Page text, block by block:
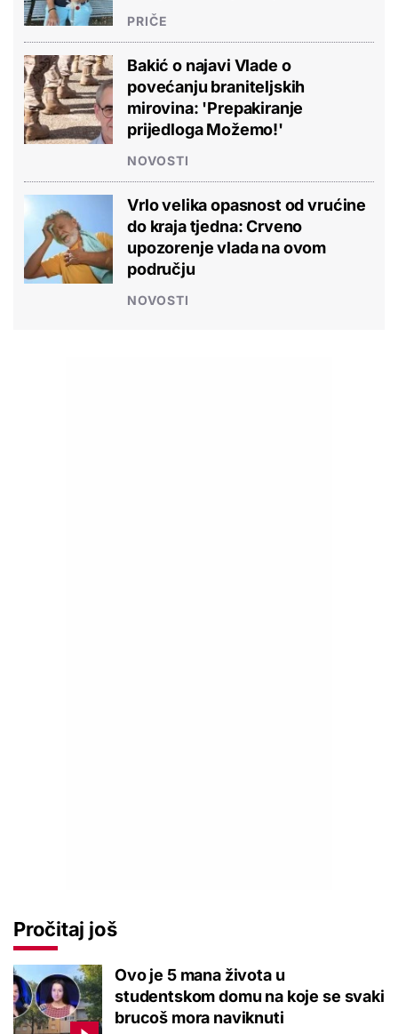
PRIČE
Bakić o najavi Vlade o
povećanju braniteljskih
mirovina: 'Prepakiranje
prijedloga Možemo!'
NOVOSTI
Vrlo velika opasnost od vrućine
do kraja tjedna: Crveno
upozorenje vlada na ovom
području
NOVOSTI
Pročitaj još
Ovo je 5 mana života u
studentskom domu na koje se svaki
brucoš mora naviknuti